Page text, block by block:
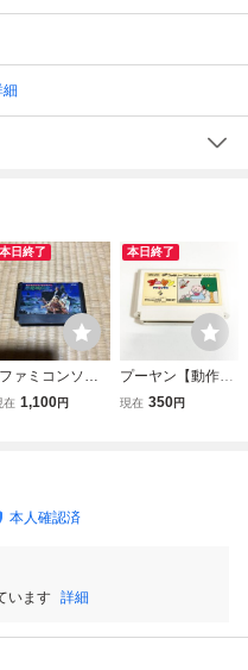
細
本日終了
ァミコンソフ
悪魔城伝説 簡
在 1,100円
本日終了
プーヤン【動作確
認済】８本まで同
現在 350円
本人確認済
います 詳細